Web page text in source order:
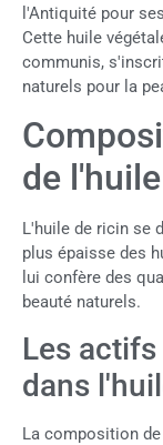
l'Antiquité pour
Cette huile
communis,
naturels pour la
de
L'huile de ricin se
plus épaisse des
lui confère des
beauté naturels.
Les
dans
La composition